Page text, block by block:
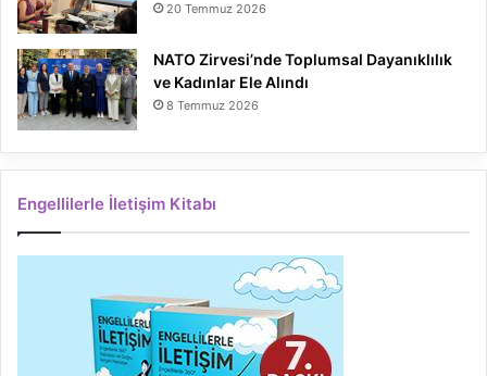
20 Temmuz 2026
NATO Zirvesi’nde Toplumsal Dayanıklılık
ve Kadınlar Ele Alındı
8 Temmuz 2026
Engellilerle İletişim Kitabı